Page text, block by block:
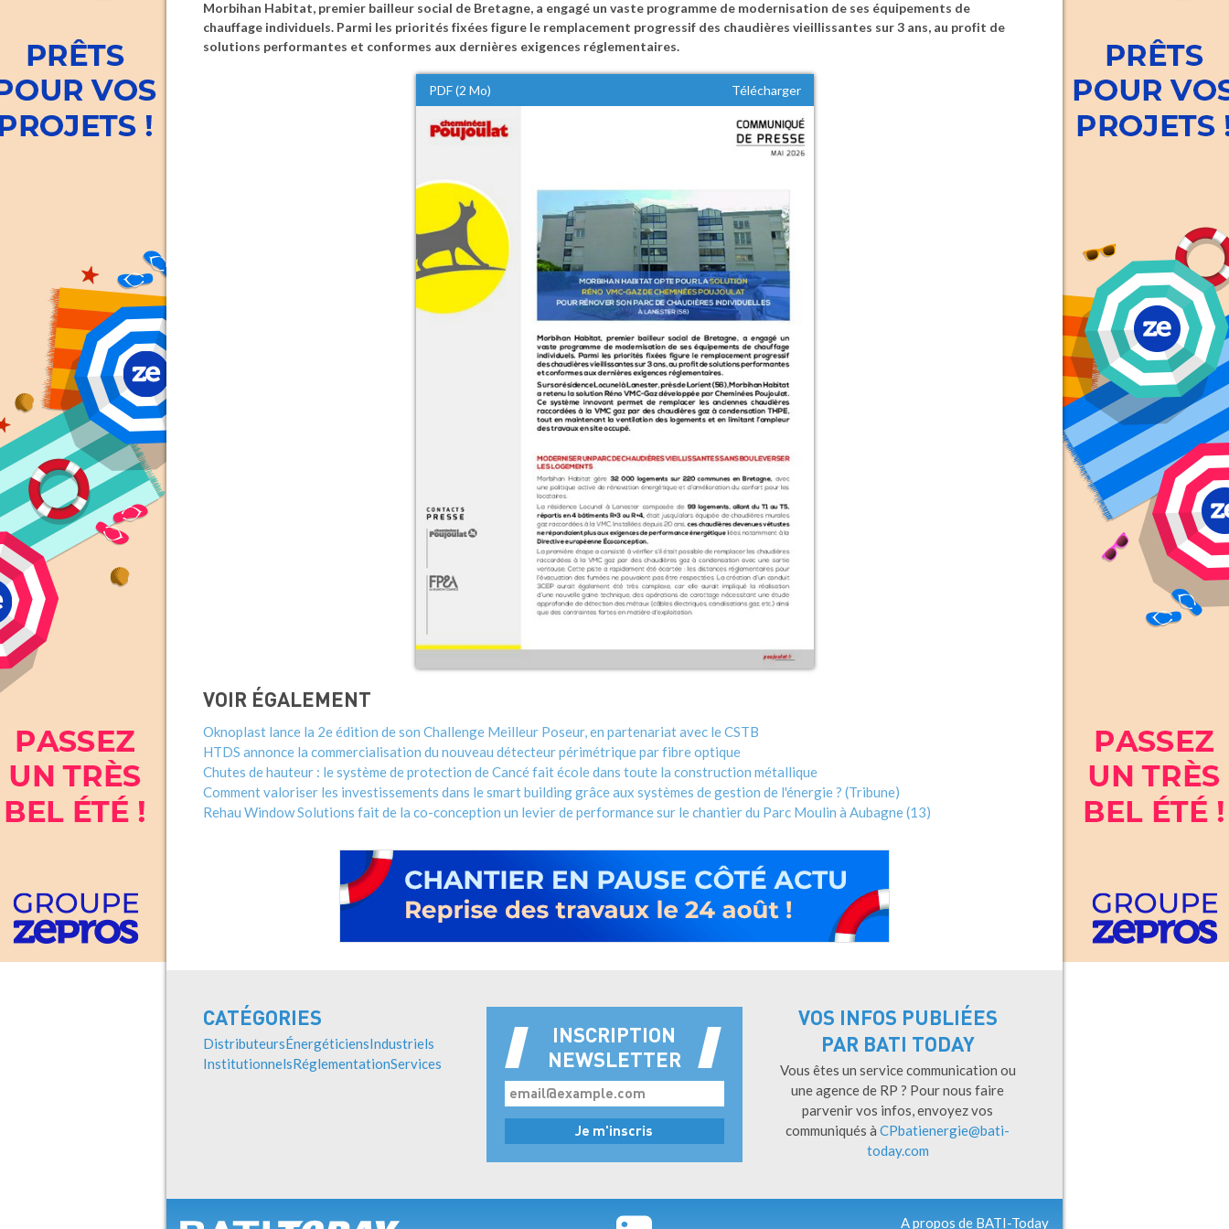
Morbihan Habitat, premier bailleur social de Bretagne, a engagé un vaste programme de modernisation de ses équipements de
chauffage individuels. Parmi les priorités fixées figure le remplacement progressif des chaudières vieillissantes sur 3 ans, au profit de
solutions performantes et conformes aux dernières exigences réglementaires.
PDF (2 Mo) Télécharger
VOIR ÉGALEMENT
Oknoplast lance la 2e édition de son Challenge Meilleur Poseur, en partenariat avec le CSTB
HTDS annonce la commercialisation du nouveau détecteur périmétrique par fibre optique
Chutes de hauteur : le système de protection de Cancé fait école dans toute la construction métallique
Comment valoriser les investissements dans le smart building grâce aux systèmes de gestion de l'énergie ? (Tribune)
Rehau Window Solutions fait de la co-conception un levier de performance sur le chantier du Parc Moulin à Aubagne (13)
CATÉGORIES
DistributeursÉnergéticiensIndustriels
InstitutionnelsRéglementationServices
INSCRIPTION
NEWSLETTER
VOS INFOS PUBLIÉES
PAR BATI TODAY
Vous êtes un service communication ou
une agence de RP ? Pour nous faire
parvenir vos infos, envoyez vos
communiqués àCPbatienergie@bati-
today.com
A propos de BATI-Today